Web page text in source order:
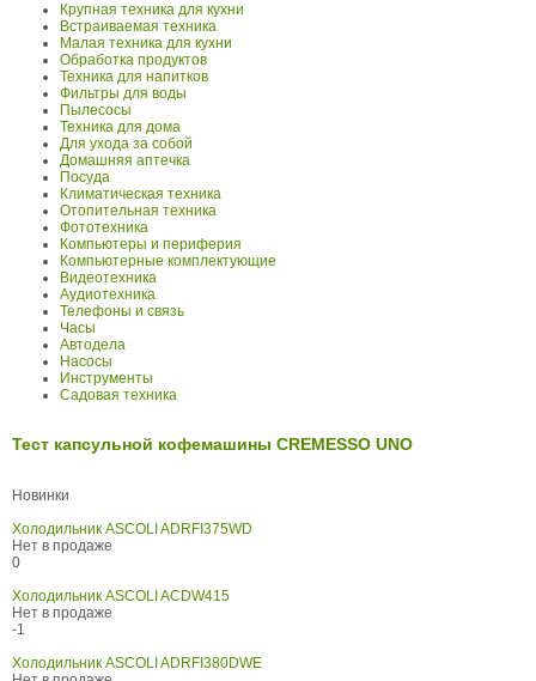
Крупная техника для кухни
Встраиваемая техника
Малая техника для кухни
Обработка продуктов
Техника для напитков
Фильтры для воды
Пылесосы
Техника для дома
Для ухода за собой
Домашняя аптечка
Посуда
Климатическая техника
Отопительная техника
Фототехника
Компьютеры и периферия
Компьютерные комплектующие
Видеотехника
Аудиотехника
Телефоны и связь
Часы
Автодела
Насосы
Инструменты
Садовая техника
Тест капсульной кофемашины CREMESSO UNO
Новинки
Холодильник ASCOLI ADRFI375WD
Нет в продаже
0
Холодильник ASCOLI ACDW415
Нет в продаже
-1
Холодильник ASCOLI ADRFI380DWE